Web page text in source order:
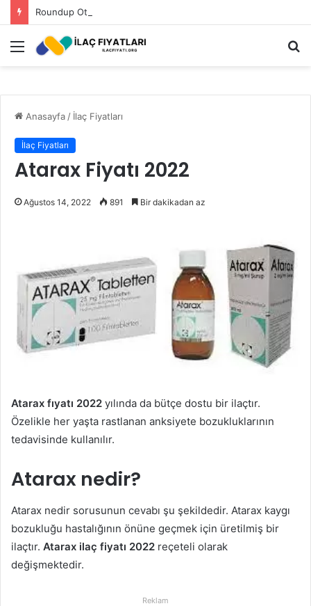
Roundup Ot İlacı Fiyatı 2023
Menü
Anasayfa/ İlaç Fiyatları
İlaç Fiyatları
Atarax Fiyatı 2022
Ağustos 14, 2022 891 Bir dakikadan az
Atarax fıyatı 2022 yılında da bütçe dostu bir ilaçtır.
Özelikle her yaşta rastlanan anksiyete bozukluklarının
tedavisinde kullanılır.
Atarax nedir?
Atarax nedir sorusunun cevabı şu şekildedir. Atarax kaygı
bozukluğu hastalığının önüne geçmek için üretilmiş bir
ilaçtır. Atarax ilaç fiyatı 2022 reçeteli olarak
değişmektedir.
Reklam